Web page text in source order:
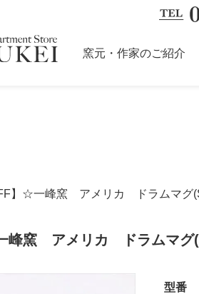
窯元・作家のご紹介
】☆一峰窯 アメリカ ドラムマグ
峰窯 アメリカ ドラムマグ
型番